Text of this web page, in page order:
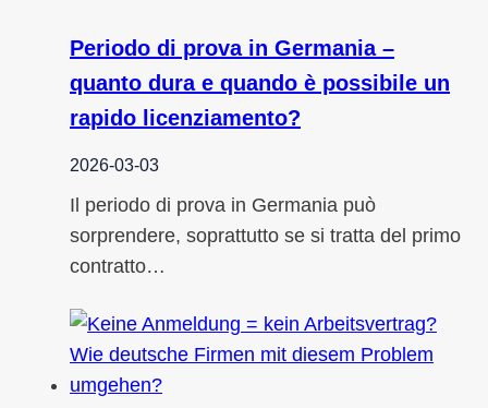
Periodo di prova in Germania –
quanto dura e quando è possibile un
rapido licenziamento?
2026-03-03
Il periodo di prova in Germania può
sorprendere, soprattutto se si tratta del primo
contratto…